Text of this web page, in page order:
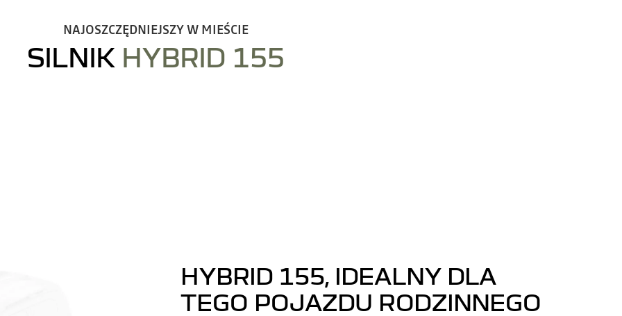
NAJOSZCZĘDNIEJSZY W MIEŚCIE
SILNIK HYBRID 155
HYBRID 155, IDEALNY DLA
TEGO POJAZDU RODZINNEGO